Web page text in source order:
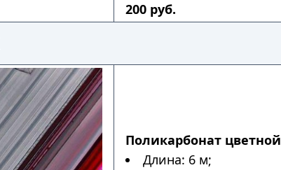
200 руб.
Поликарбонат цветной
Длина: 6 м;